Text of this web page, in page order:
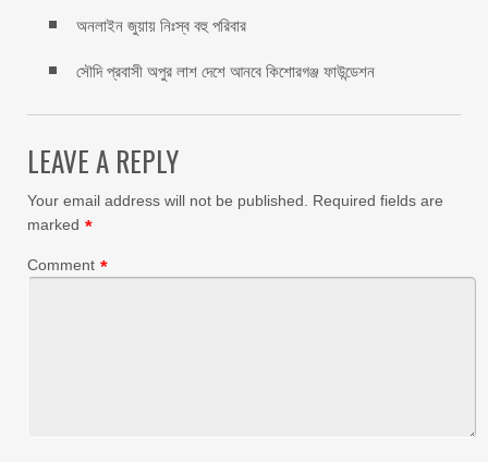
অনলাইন জুয়ায় নিঃস্ব বহু পরিবার
সৌদি প্রবাসী অপুর লাশ দেশে আনবে কিশোরগঞ্জ ফাউন্ডেশন
LEAVE A REPLY
Your email address will not be published.
Required fields are
marked *
Comment *